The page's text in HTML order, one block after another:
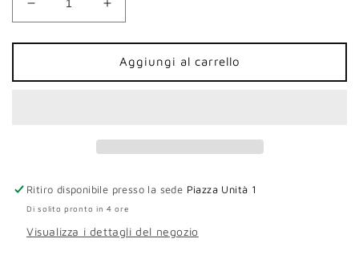
Diminuisci
quantità
per
CafèNoir
Aumenta
quantità
per
Sandali
CafèNoir
inserti
Aggiungi al carrello
Ritiro disponibile presso la sede Piazza Unità 1
Di solito pronto in 4 ore
Visualizza i dettagli del negozio